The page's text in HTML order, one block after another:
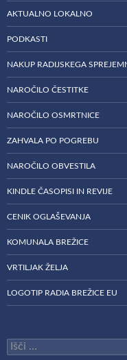
AKTUALNO LOKALNO
PODKASTI
NAKUP RADIJSKEGA
NAROČILO ČESTITKE
NAROČILO OSMRTNICE
ZAHVALA PO POGREBU
NAROČILO OBVESTILA
KINDLE ČASOPISI IN REVIJE
CENIK OGLAŠEVANJA
KOMUNALA BREŽICE
VRTILJAK ŽELJA
LOGOTIP RADIA BREŽICE EU
Išči: